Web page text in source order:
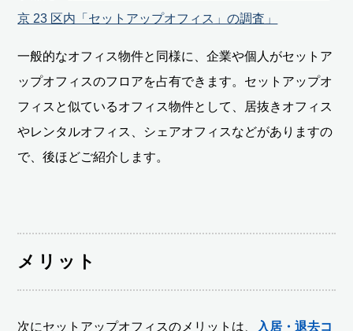
京 23 区内「セットアップオフィス」の調査」
一般的なオフィス物件と同様に、企業や個人がセットア
ップオフィスのフロアを占有できます。セットアップオ
フィスと似ているオフィス物件として、居抜きオフィス
やレンタルオフィス、シェアオフィスなどがありますの
で、後ほどご紹介します。
メリット
次にセットアップオフィスのメリットは、 入居・退去コ